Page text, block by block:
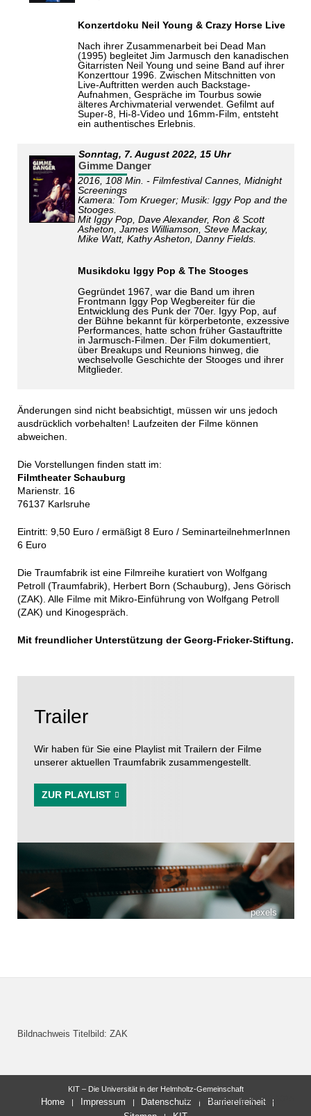
Konzertdoku Neil Young & Crazy Horse Live
Nach ihrer Zusammenarbeit bei Dead Man
(1995) begleitet Jim Jarmusch den kanadischen
Gitarristen Neil Young und seine Band auf ihrer
Konzerttour 1996. Zwischen Mitschnitten von
Live-Auftritten werden auch Backstage-
Aufnahmen, Gespräche im Tourbus sowie
älteres Archivmaterial verwendet. Gefilmt auf
Super-8, Hi-8-Video und 16mm-Film, entsteht
ein authentisches Erlebnis.
Sonntag, 7. August 2022, 15 Uhr
Gimme Danger
2016, 108 Min. - Filmfestival Cannes, Midnight
Screenings
Kamera: Tom Krueger; Musik: Iggy Pop and the
Stooges.
Mit Iggy Pop, Dave Alexander, Ron & Scott
Asheton, James Williamson, Steve Mackay,
Mike Watt, Kathy Asheton, Danny Fields.
Musikdoku Iggy Pop & The Stooges
Gegründet 1967, war die Band um ihren
Frontmann Iggy Pop Wegbereiter für die
Entwicklung des Punk der 70er. Igyy Pop, auf
der Bühne bekannt für körperbetonte, exzessive
Performances, hatte schon früher Gastauftritte
in Jarmusch-Filmen. Der Film dokumentiert,
über Breakups und Reunions hinweg, die
wechselvolle Geschichte der Stooges und ihrer
Mitglieder.
Änderungen sind nicht beabsichtigt, müssen wir uns jedoch
ausdrücklich vorbehalten! Laufzeiten der Filme können
abweichen.
Die Vorstellungen finden statt im:
Filmtheater Schauburg
Marienstr. 16
76137 Karlsruhe
Eintritt: 9,50 Euro / ermäßigt 8 Euro / SeminarteilnehmerInnen
6 Euro
Die Traumfabrik ist eine Filmreihe kuratiert von Wolfgang
Petroll (Traumfabrik), Herbert Born (Schauburg), Jens Görisch
(ZAK). Alle Filme mit Mikro-Einführung von Wolfgang Petroll
(ZAK) und Kinogespräch.
Mit freundlicher Unterstützung der Georg-Fricker-Stiftung.
Trailer
Wir haben für Sie eine Playlist mit Trailern der Filme
unserer aktuellen Traumfabrik zusammengestellt.
ZUR PLAYLIST
pexels
Bildnachweis Titelbild: ZAK
letzte Änderung: 17.03.2025
KIT – Die Universität in der Helmholtz-Gemeinschaft
Home Impressum Datenschutz
Barrierefreiheit